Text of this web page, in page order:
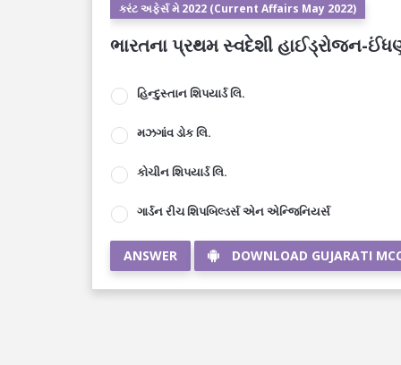
કરંટ અફેર્સ મે 2022 (Current Affairs May 2022)
ભારતના પ્રથમ સ્વદેશી હાઈડ્રોજન-
હિન્દુસ્તાન શિપયાર્ડ લિ.
મઝગાંવ ડોક લિ.
કોચીન શિપયાર્ડ લિ.
ગાર્ડન રીચ શિપબિલ્ડર્સ એન એન્જિનિયર્સ
ANSWER DOWNLOAD GUJARATI